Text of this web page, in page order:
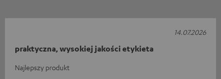
praktyczna, wysokiej jakości etykieta
Najlepszy produkt
14.07.2026